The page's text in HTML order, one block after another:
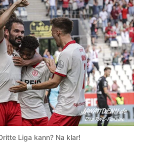
Liga kann? Na klar!